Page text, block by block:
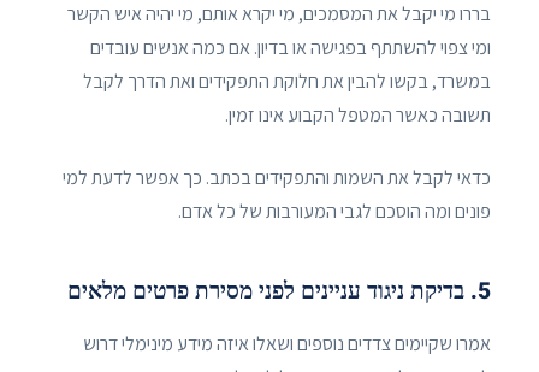
בררו מי יקבל את המסמכים, מי יקרא אותם, מי יהיה איש הקשר
ומי צפוי להשתתף בפגישה או בדיון. אם כמה אנשים עובדים
במשרד, בקשו להבין את חלוקת התפקידים ואת הדרך לקבל
תשובה כאשר המטפל הקבוע אינו זמין.
כדאי לקבל את השמות והתפקידים בכתב. כך אפשר לדעת למי
פונים ומה הוסכם לגבי המעורבות של כל אדם.
5. בדיקת ניגוד עניינים לפני מסירת פרטים מלאים
אמרו שקיימים צדדים נוספים ושאלו איזה מידע מינימלי דרוש